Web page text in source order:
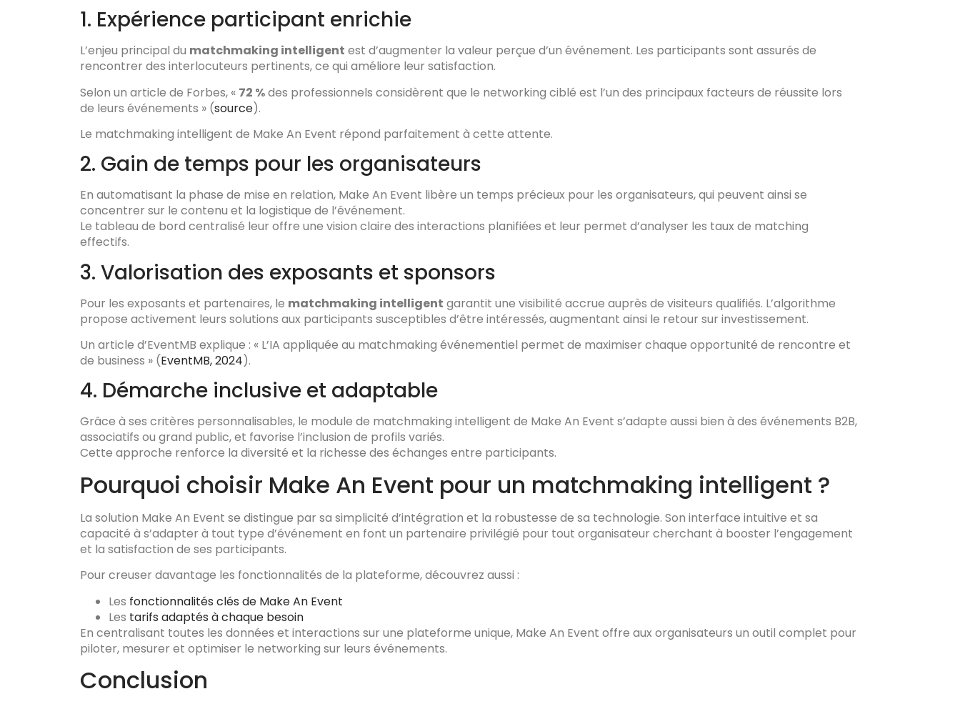
1. Expérience participant enrichie
L’enjeu principal du matchmaking intelligent est d’augmenter la valeur perçue d’un événement. Les participants sont assurés de
rencontrer des interlocuteurs pertinents, ce qui améliore leur satisfaction.
Selon un article de Forbes, « 72 %des professionnels considèrent que le networking ciblé est l’un des principaux facteurs de réussite lors
de leurs événements » (source).
Le matchmaking intelligent de Make An Event répond parfaitement à cette attente.
2. Gain de temps pour les organisateurs
En automatisant la phase de mise en relation, Make An Event libère un temps précieux pour les organisateurs, qui peuvent ainsi se
concentrer sur le contenu et la logistique de l’événement.
Le tableau de bord centralisé leur offre une vision claire des interactions planifiées et leur permet d’analyser les taux de matching
effectifs.
3. Valorisation des exposants et sponsors
Pour les exposants et partenaires, le matchmaking intelligent garantit une visibilité accrue auprès de visiteurs qualifiés. L’algorithme
propose activement leurs solutions aux participants susceptibles d’être intéressés, augmentant ainsi le retour sur investissement.
Un article d’EventMB explique : « L’IA appliquée au matchmaking événementiel permet de maximiser chaque opportunité de rencontre et
de business » (EventMB, 2024).
4. Démarche inclusive et adaptable
Grâce à ses critères personnalisables, le module de matchmaking intelligent de Make An Event s’adapte aussi bien à des événements B2B,
associatifs ou grand public, et favorise l’inclusion de profils variés.
Cette approche renforce la diversité et la richesse des échanges entre participants.
Pourquoi choisir Make An Event pour un matchmaking intelligent ?
La solution Make An Event se distingue par sa simplicité d’intégration et la robustesse de sa technologie. Son interface intuitive et sa
capacité à s’adapter à tout type d’événement en font un partenaire privilégié pour tout organisateur cherchant à booster l’engagement
et la satisfaction de ses participants.
Pour creuser davantage les fonctionnalités de la plateforme, découvrez aussi :
Les fonctionnalités clés de Make An Event
Les tarifs adaptés à chaque besoin
En centralisant toutes les données et interactions sur une plateforme unique, Make An Event offre aux organisateurs un outil complet pour
piloter, mesurer et optimiser le networking sur leurs événements.
Conclusion